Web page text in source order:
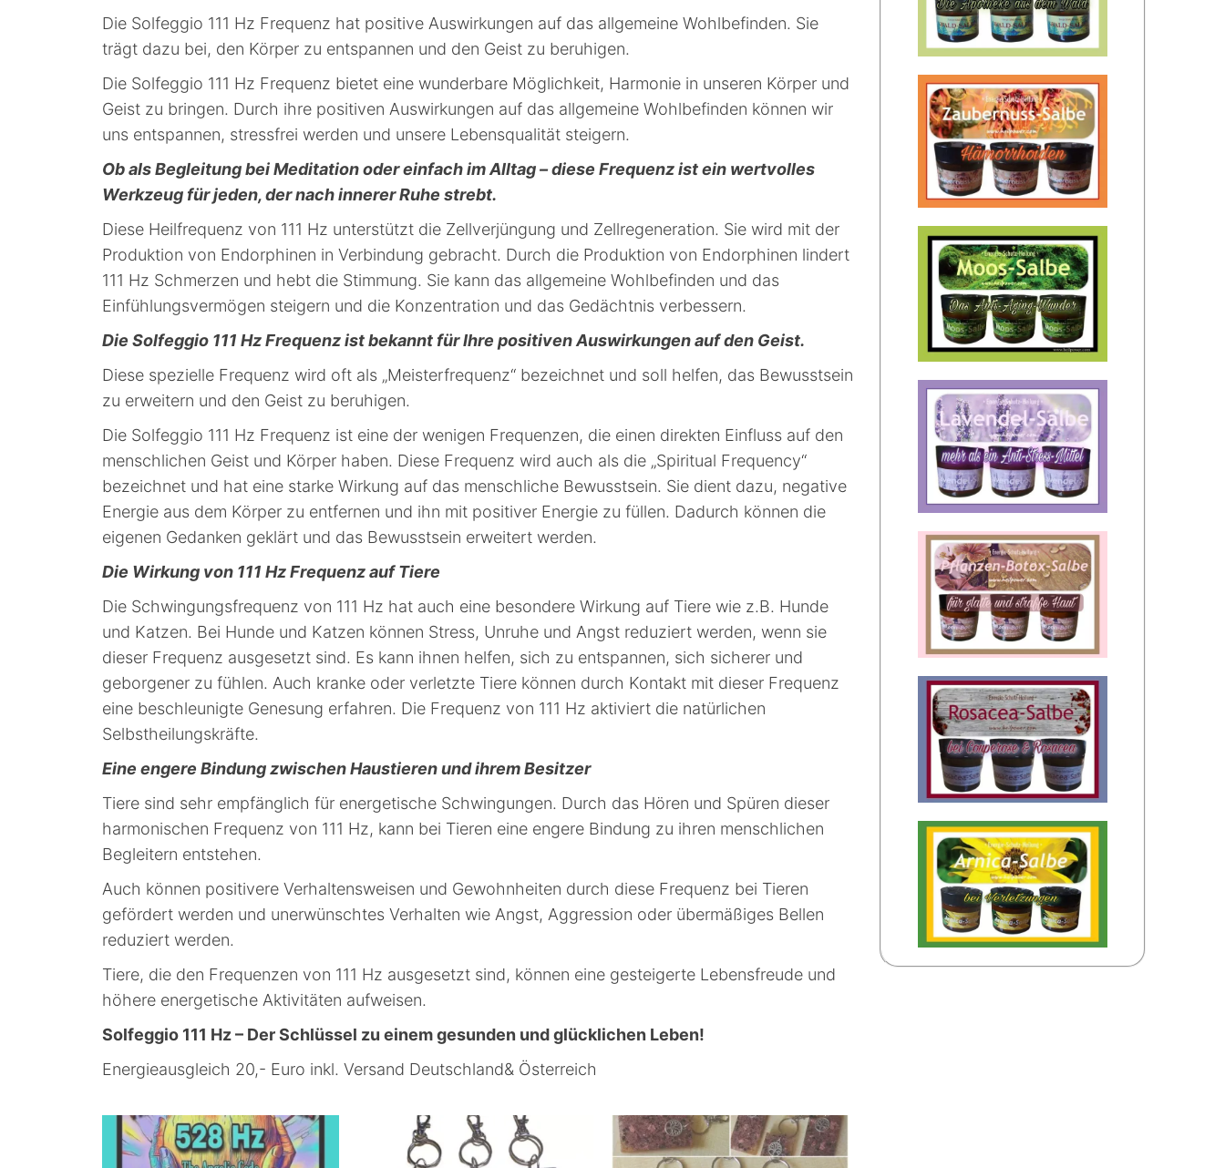
Die Solfeggio 111 Hz Frequenz hat positive Auswirkungen auf das allgemeine Wohlbefinden. Sie
trägt dazu bei, den Körper zu entspannen und den Geist zu beruhigen.
Die Solfeggio 111 Hz Frequenz bietet eine wunderbare Möglichkeit, Harmonie in unseren Körper und
Geist zu bringen. Durch ihre positiven Auswirkungen auf das allgemeine Wohlbefinden können wir
uns entspannen, stressfrei werden und unsere Lebensqualität steigern.
Ob als Begleitung bei Meditation oder einfach im Alltag – diese Frequenz ist ein wertvolles
Werkzeug für jeden, der nach innerer Ruhe strebt.
Diese Heilfrequenz von 111 Hz unterstützt die Zellverjüngung und Zellregeneration. Sie wird mit der
Produktion von Endorphinen in Verbindung gebracht. Durch die Produktion von Endorphinen lindert
111 Hz Schmerzen und hebt die Stimmung. Sie kann das allgemeine Wohlbefinden und das
Einfühlungsvermögen steigern und die Konzentration und das Gedächtnis verbessern.
Die Solfeggio 111 Hz Frequenz ist bekannt für Ihre positiven Auswirkungen auf den Geist.
Diese spezielle Frequenz wird oft als „Meisterfrequenz“ bezeichnet und soll helfen, das Bewusstsein
zu erweitern und den Geist zu beruhigen.
Die Solfeggio 111 Hz Frequenz ist eine der wenigen Frequenzen, die einen direkten Einfluss auf den
menschlichen Geist und Körper haben. Diese Frequenz wird auch als die „Spiritual Frequency“
bezeichnet und hat eine starke Wirkung auf das menschliche Bewusstsein. Sie dient dazu, negative
Energie aus dem Körper zu entfernen und ihn mit positiver Energie zu füllen. Dadurch können die
eigenen Gedanken geklärt und das Bewusstsein erweitert werden.
Die Wirkung von 111 Hz Frequenz auf Tiere
Die Schwingungsfrequenz von 111 Hz hat auch eine besondere Wirkung auf Tiere wie z.B. Hunde
und Katzen. Bei Hunde und Katzen können Stress, Unruhe und Angst reduziert werden, wenn sie
dieser Frequenz ausgesetzt sind. Es kann ihnen helfen, sich zu entspannen, sich sicherer und
geborgener zu fühlen. Auch kranke oder verletzte Tiere können durch Kontakt mit dieser Frequenz
eine beschleunigte Genesung erfahren. Die Frequenz von 111 Hz aktiviert die natürlichen
Selbstheilungskräfte.
Eine engere Bindung zwischen Haustieren und ihrem Besitzer
Tiere sind sehr empfänglich für energetische Schwingungen. Durch das Hören und Spüren dieser
harmonischen Frequenz von 111 Hz, kann bei Tieren eine engere Bindung zu ihren menschlichen
Begleitern entstehen.
Auch können positivere Verhaltensweisen und Gewohnheiten durch diese Frequenz bei Tieren
gefördert werden und unerwünschtes Verhalten wie Angst, Aggression oder übermäßiges Bellen
reduziert werden.
Tiere, die den Frequenzen von 111 Hz ausgesetzt sind, können eine gesteigerte Lebensfreude und
höhere energetische Aktivitäten aufweisen.
Solfeggio 111 Hz – Der Schlüssel zu einem gesunden und glücklichen Leben!
Energieausgleich 20,- Euro inkl. Versand Deutschland& Österreich